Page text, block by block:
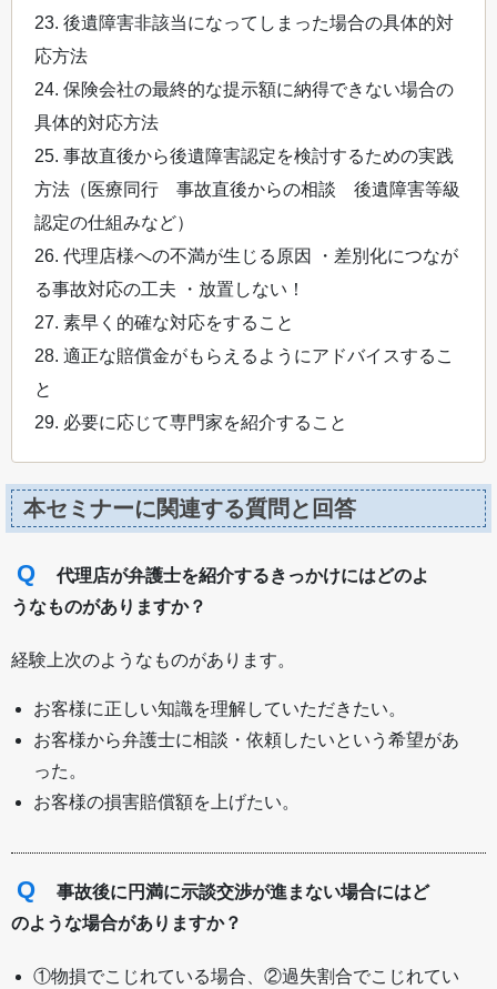
23. 後遺障害非該当になってしまった場合の具体的対
応方法
24. 保険会社の最終的な提示額に納得できない場合の
具体的対応方法
25. 事故直後から後遺障害認定を検討するための実践
方法（医療同行 事故直後からの相談 後遺障害等級
認定の仕組みなど）
26. 代理店様への不満が生じる原因 ・差別化につなが
る事故対応の工夫 ・放置しない！
27. 素早く的確な対応をすること
28. 適正な賠償金がもらえるようにアドバイスするこ
と
29. 必要に応じて専門家を紹介すること
本セミナーに関連する質問と回答
Q
代理店が弁護士を紹介するきっかけにはどのよ
うなものがありますか？
経験上次のようなものがあります。
お客様に正しい知識を理解していただきたい。
お客様から弁護士に相談・依頼したいという希望があ
った。
お客様の損害賠償額を上げたい。
Q
事故後に円満に示談交渉が進まない場合にはど
のような場合がありますか？
①物損でこじれている場合、②過失割合でこじれてい